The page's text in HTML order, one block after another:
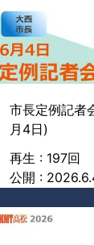
市長定例記者
月4日)
再生 : 197回
公開 :